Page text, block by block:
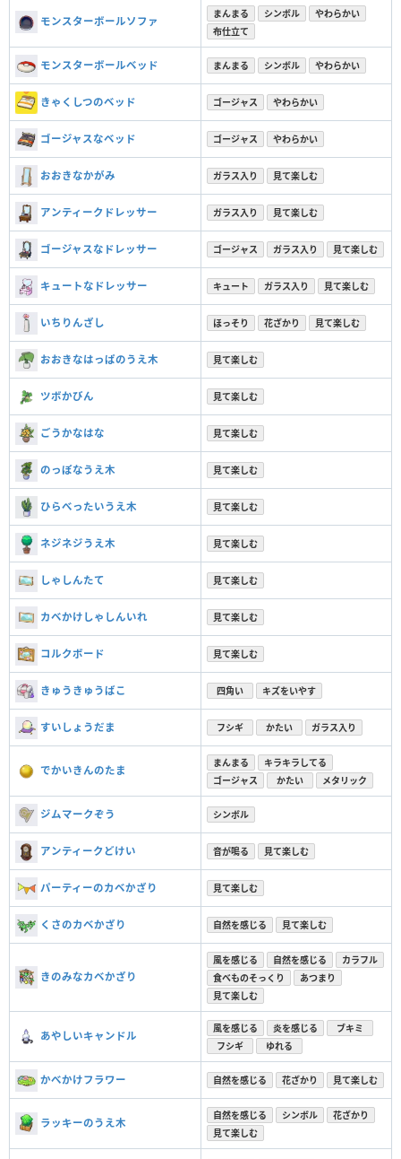
モンスターボールソファ
まんまる シンボル
やわらかい
布仕立て
モンスターボールベッド まんまる シンボル やわらかい
きゃくしつのベッド ゴージャス やわらかい
ゴージャスなベッド ゴージャス やわらかい
おおきなかがみ ガラス入り 見て楽しむ
アンティークドレッサー ガラス入り 見て楽しむ
ゴージャスなドレッサー ゴージャス ガラス入り 見て楽しむ
キュートなドレッサー キュート ガラス入り 見て楽しむ
いちりんざし ほっそり 花ざかり 見て楽しむ
おおきなはっぱのうえ木 見て楽しむ
ツボかびん 見て楽しむ
ごうかなはな 見て楽しむ
のっぽなうえ木 見て楽しむ
ひらべったいうえ木 見て楽しむ
ネジネジうえ木 見て楽しむ
しゃしんたて 見て楽しむ
カベかけしゃしんいれ 見て楽しむ
コルクボード 見て楽しむ
きゅうきゅうばこ 四角い キズをいやす
すいしょうだま フシギ かたい ガラス入り
でかいきんのたま
まんまる
キラキラしてる
ゴージャス
かたい メタリック
ジムマークぞう シンボル
アンティークどけい 音が鳴る 見て楽しむ
パーティーのカベかざり 見て楽しむ
くさのカベかざり 自然を感じる 見て楽しむ
きのみなカベかざり
風を感じる 自然を感じる
カラフル
食べものそっくり
あつまり
見て楽しむ
あやしいキャンドル
風を感じる 炎を感じる
ブキミ
フシギ
ゆれる
かべかけフラワー 自然を感じる 花ざかり 見て楽しむ
ラッキーのうえ木
自然を感じる シンボル
花ざかり
見て楽しむ